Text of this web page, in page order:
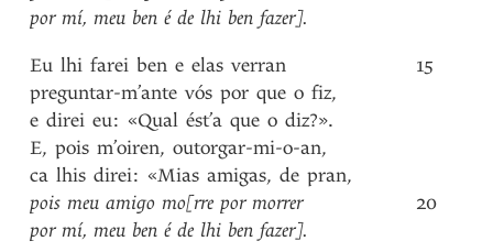
por mí, meu ben é de lhi ben fazer].
Eu lhi farei ben e elas verran
preguntar-m’ante vós por que o fiz,
e direi eu: «Qual ést’a que o diz?».
E, pois m’oiren, outorgar-mi-o-an,
ca lhis direi: «Mias amigas, de pran,
pois meu amigo mo[rre por morrer
por mí, meu ben é de lhi ben fazer].
15
20